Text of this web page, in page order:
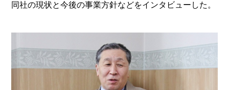
同社の現状と今後の事業方針などをインタビューした。